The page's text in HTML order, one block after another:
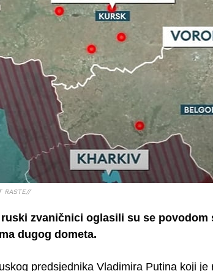
RASTE//
zvaničnici oglasili su se
dugog dometa.
predsjednika Vladimira Putina koji